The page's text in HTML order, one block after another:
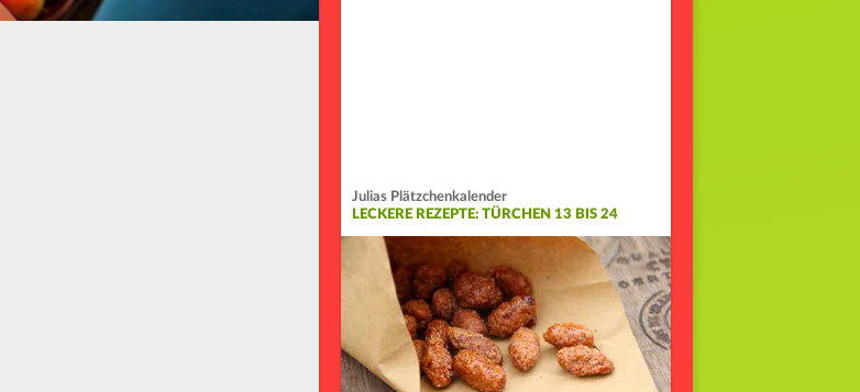
Julias Plätzchenkalender
LECKERE REZEPTE: TÜRCHEN 13 BIS 24